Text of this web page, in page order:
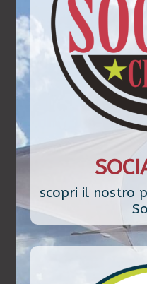
scopri il nostro